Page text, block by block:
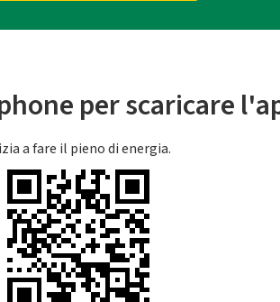
per scaricare
a fare il pieno di energia.